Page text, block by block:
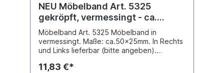
NEU Möbelband Art. 5325
gekröpft, vermessingt - ca.
50x25mm, 75mm Rolle L
Möbelband Art. 5325 Möbelband in
vermessingt. Maße: ca.50x25mm. In Rechts
und Links lieferbar (bitte angeben).
vorbehalten.
11,83 €*